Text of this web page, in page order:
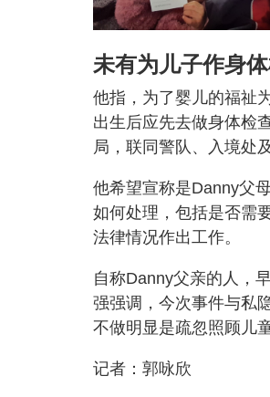
未有为儿子作身
他指，为了婴儿的福祉
出生后应先去做身体检
局，联同警队、入境处
他希望宣称是Danny父
如何处理，包括是否需
法律情况作出工作。
自称Danny父亲的人，
强强调，今次事件与私
不做明显是疏忽照顾儿童
记者：郭咏欣